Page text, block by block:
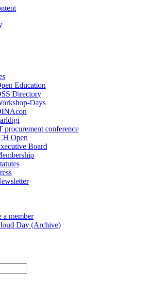
Education
Directory
Days
procurement conference
Open
Board
a member
Day (Archive)